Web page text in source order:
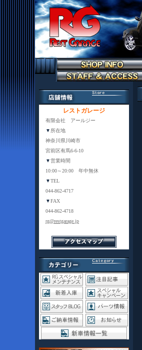
レストガレージ
有限会社 アールジー
▼ 所在地
神奈川県川崎市
宮前区有馬6-6-10
▼営業時間
10:00～20:00 年中無休
▼TEL
044-862-4717
▼FAX
044-862-4718
rg@restgarage.jp